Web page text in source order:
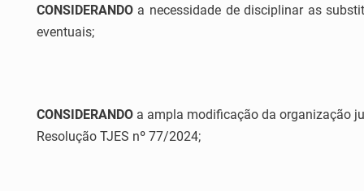
CONSIDERANDOa necessidade de disciplinar as
eventuais;
CONSIDERANDOa ampla modificação da organização
Resolução TJES nº 77/2024;